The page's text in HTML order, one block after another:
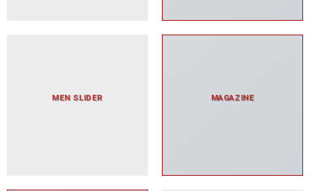
MEN SLIDER MAGAZINE